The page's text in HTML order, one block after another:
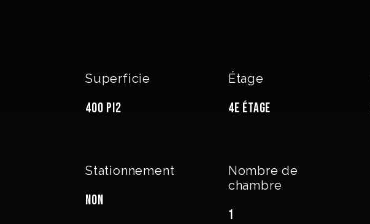
Superficie
400 PI2
Étage
4e étage
Stationnement
Non
Nombre de
chambre
1